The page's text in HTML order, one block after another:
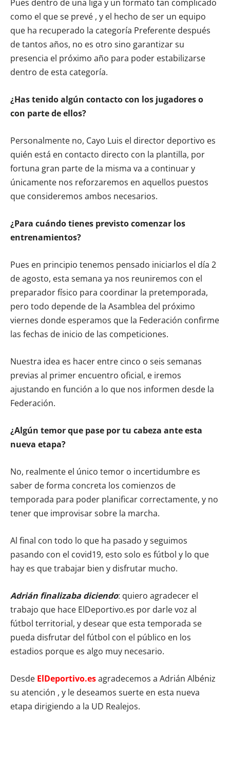
Pues dentro de una liga y un formato tan complicado
como el que se prevé , y el hecho de ser un equipo
que ha recuperado la categoría Preferente después
de tantos años, no es otro sino garantizar su
presencia el próximo año para poder estabilizarse
dentro de esta categoría.
¿Has tenido algún contacto con los jugadores o
con parte de ellos?
Personalmente no, Cayo Luis el director deportivo es
quién está en contacto directo con la plantilla, por
fortuna gran parte de la misma va a continuar y
únicamente nos reforzaremos en aquellos puestos
que consideremos ambos necesarios.
¿Para cuándo tienes previsto comenzar los
entrenamientos?
Pues en principio tenemos pensado iniciarlos el día 2
de agosto, esta semana ya nos reuniremos con el
preparador físico para coordinar la pretemporada,
pero todo depende de la Asamblea del próximo
viernes donde esperamos que la Federación confirme
las fechas de inicio de las competiciones.
Nuestra idea es hacer entre cinco o seis semanas
previas al primer encuentro oficial, e iremos
ajustando en función a lo que nos informen desde la
Federación.
¿Algún temor que pase por tu cabeza ante esta
nueva etapa?
No, realmente el único temor o incertidumbre es
saber de forma concreta los comienzos de
temporada para poder planificar correctamente, y no
tener que improvisar sobre la marcha.
Al final con todo lo que ha pasado y seguimos
pasando con el covid19, esto solo es fútbol y lo que
hay es que trabajar bien y disfrutar mucho.
Adrián finalizaba diciendo: quiero agradecer el
trabajo que hace ElDeportivo.es por darle voz al
fútbol territorial, y desear que esta temporada se
pueda disfrutar del fútbol con el público en los
estadios porque es algo muy necesario.
Desde ElDeportivo.esagradecemos a Adrián Albéniz
su atención , y le deseamos suerte en esta nueva
etapa dirigiendo a la UD Realejos.